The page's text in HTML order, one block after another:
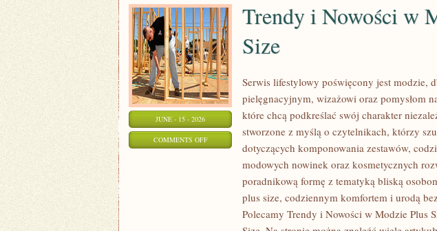
JUNE - 15 - 2026
COMMENTS OFFON
Trendy i Nowości w
Size
Serwis lifestylowy poświęcony jest modzie,
pielęgnacyjnym, wizażowi oraz pomysłom
które chcą podkreślać swój charakter
stworzone z myślą o czytelnikach, którzy
dotyczących komponowania zestawów,
modowych nowinek oraz kosmetycznych
poradnikową formę z tematyką bliską
plus size, codziennym komfortem i urodą
Polecamy Trendy i Nowości w Modzie Plus